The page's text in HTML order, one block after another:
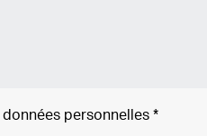
données personnelles *